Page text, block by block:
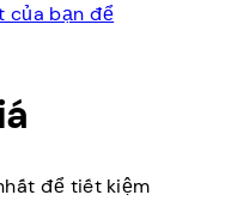
của bạn để
để tiết kiệm